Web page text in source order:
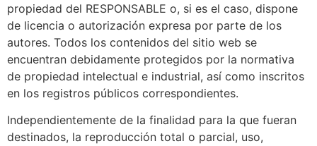
propiedad del RESPONSABLE o, si es el caso, dispone
de licencia o autorización expresa por parte de los
autores. Todos los contenidos del sitio web se
encuentran debidamente protegidos por la normativa
de propiedad intelectual e industrial, así como inscritos
en los registros públicos correspondientes.
Independientemente de la finalidad para la que fueran
destinados, la reproducción total o parcial, uso,